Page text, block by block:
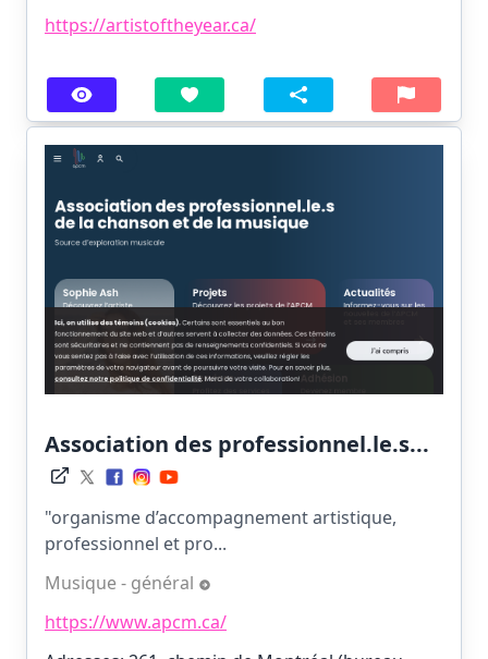
https://artistoftheyear.ca/
Association des professionnel.le.s...
"organisme d’accompagnement artistique,
professionnel et pro...
Musique - général
https://www.apcm.ca/